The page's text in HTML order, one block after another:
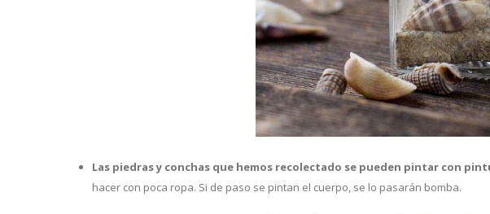
Las piedras y conchas que hemos recolectado se pueden pintar con
hacer con poca ropa. Si de paso se pintan el cuerpo, se lo pasarán bomba.